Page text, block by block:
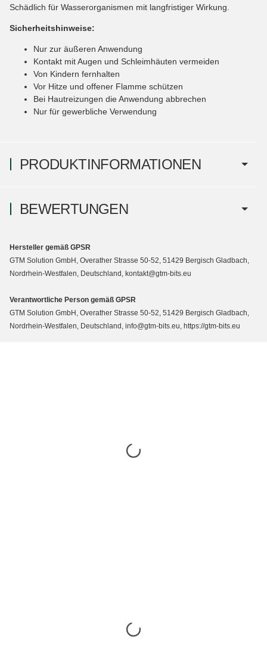
PRODUKTINFORMATIONEN
Schädlich für Wasserorganismen mit langfristiger Wirkung.
Sicherheitshinweise:
Nur zur äußeren Anwendung
Kontakt mit Augen und Schleimhäuten vermeiden
Von Kindern fernhalten
Vor Hitze und offener Flamme schützen
Bei Hautreizungen die Anwendung abbrechen
Nur für gewerbliche Verwendung
BEWERTUNGEN
Hersteller gemäß GPSR
GTM Solution GmbH, Overather Strasse 50-52, 51429 Bergisch Gladbach,
Nordrhein-Westfalen, Deutschland, kontakt@gtm-bits.eu
Verantwortliche Person gemäß GPSR
GTM Solution GmbH, Overather Strasse 50-52, 51429 Bergisch Gladbach,
Nordrhein-Westfalen, Deutschland, info@gtm-bits.eu, https://gtm-bits.eu